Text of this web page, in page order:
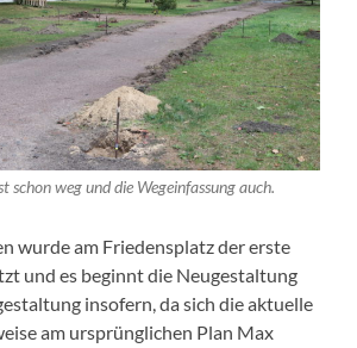
schon weg und die Wegeinfassung auch.
wurde am Friedensplatz der erste
und es beginnt die Neugestaltung
insofern, da sich die aktuelle
am ursprünglichen Plan Max